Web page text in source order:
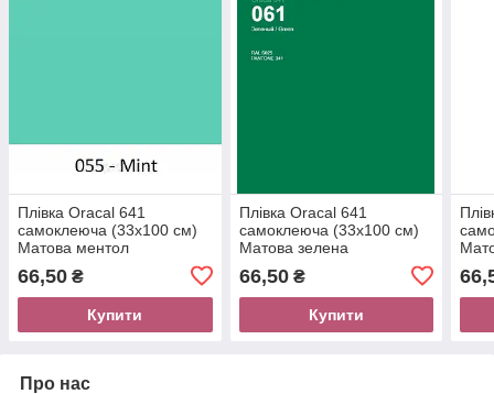
Плівка Oracal 641
самоклеюча (33х100 см)
Матова ментол
66,50 ₴
Купити
Плівка Oracal 641
самоклеюча (33х100 см)
Матова зелена
66,50₴
Купити
Про нас